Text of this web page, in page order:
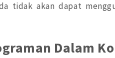
tidak akan dapat
Dalam